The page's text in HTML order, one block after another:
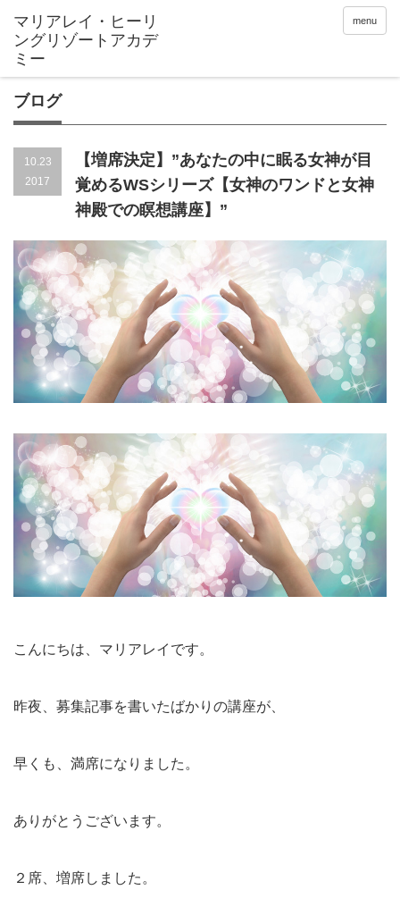
menu
ブログ
10.23
2017
【増席決定】”あなたの中に眠る女神が目
覚めるWSシリーズ【女神のワンドと女神
神殿での瞑想講座】”
こんにちは、マリアレイです。
昨夜、募集記事を書いたばかりの講座が、
早くも、満席になりました。
ありがとうございます。
２席、増席しました。